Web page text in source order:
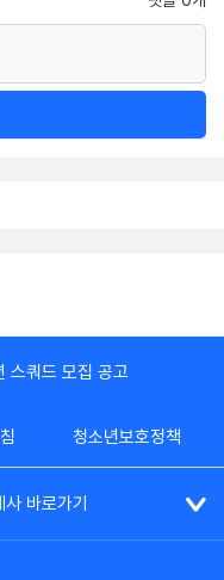
스쿼드 모집 공고
청소년보호정책
사 바로가기